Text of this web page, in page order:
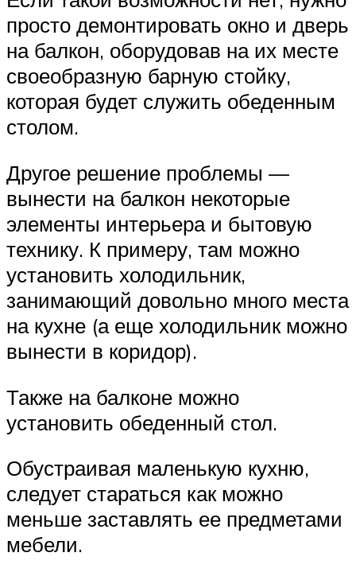
просто демонтировать окно и дверь
на балкон, оборудовав на их месте
своеобразную барную стойку,
которая будет служить обеденным
столом.
Другое решение проблемы —
вынести на балкон некоторые
элементы интерьера и бытовую
технику. К примеру, там можно
установить холодильник,
занимающий довольно много места
на кухне (а еще холодильник можно
вынести в коридор).
Также на балконе можно
установить обеденный стол.
Обустраивая маленькую кухню,
следует стараться как можно
меньше заставлять ее предметами
мебели.